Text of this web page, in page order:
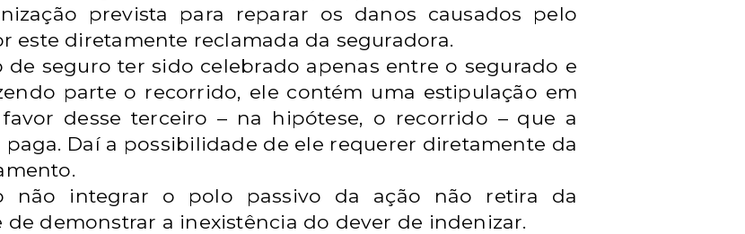
prevista para reparar os danos causados pelo
este diretamente reclamada da seguradora.
seguro ter sido celebrado apenas entre o segurado e
parte o recorrido, ele contém uma estipulação em
desse terceiro – na hipótese, o recorrido – que a
Daí a possibilidade de ele requerer diretamente da
não integrar o polo passivo da ação não retira da
demonstrar a inexistência do dever de indenizar.